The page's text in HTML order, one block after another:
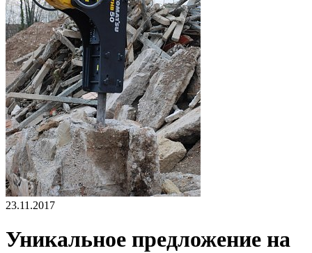
23.11.2017
Уникальное предложение на